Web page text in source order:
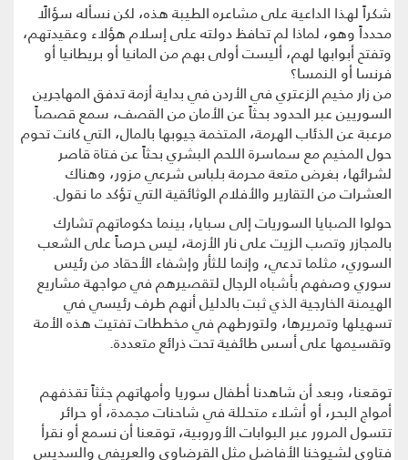
شكراً لهذا الداعية على مشاعره الطيبة هذه، لكن نسأله سؤالًا
محدداً وهو، لماذا لم تحافظ دولته على إسلام هؤلاء وعقيدتهم،
وتفتح أبوابها لهم، أليست أولى بهم من المانيا أو بريطانيا أو
فرنسا أو النمسا؟
من زار مخيم الزعتري في الأردن في بداية أزمة تدفق المهاجرين
السوريين عبر الحدود بحثاً عن الأمان من القصف، سمع قصصاً
مرعبة عن الذئاب الهرمة، المتخمة جيوبها بالمال، التي كانت تحوم
حول المخيم مع سماسرة اللحم البشري بحثاً عن فتاة قاصر
لشرائها، بغرض متعة محرمة بلباس شرعي مزور، وهناك
العشرات من التقارير والأفلام الوثائقية التي تؤكد ما نقول.
حولوا الصبايا السوريات إلى سبايا، بينما حكوماتهم تشارك
بالمجازر وتصب الزيت على نار الأزمة، ليس حرصاً على الشعب
السوري، مثلما تدعي، وإنما للثأر وإشفاء الأحقاد من رئيس
سوري وصفهم بأشباه الرجال لتقصيرهم في مواجهة مشاريع
الهيمنة الخارجية الذي ثبت بالدليل أنهم طرف رئيسي في
تسهيلها وتمريرها، ولتورطهم في مخططات تفتيت هذه الأمة
وتقسيمها على أسس طائفية تحت ذرائع متعددة.
توقعنا، وبعد أن شاهدنا أطفال سوريا وأمهاتهم جثثاً تقذفهم
أمواج البحر، أو أشلاء متحللة في شاحنات مجمدة، أو حرائر
تتسول المرور عبر البوابات الأوروبية، توقعنا أن نسمع أو نقرأ
فتاوى لشيوخنا الأفاضل مثل القرضاوي والعريفي والسديس